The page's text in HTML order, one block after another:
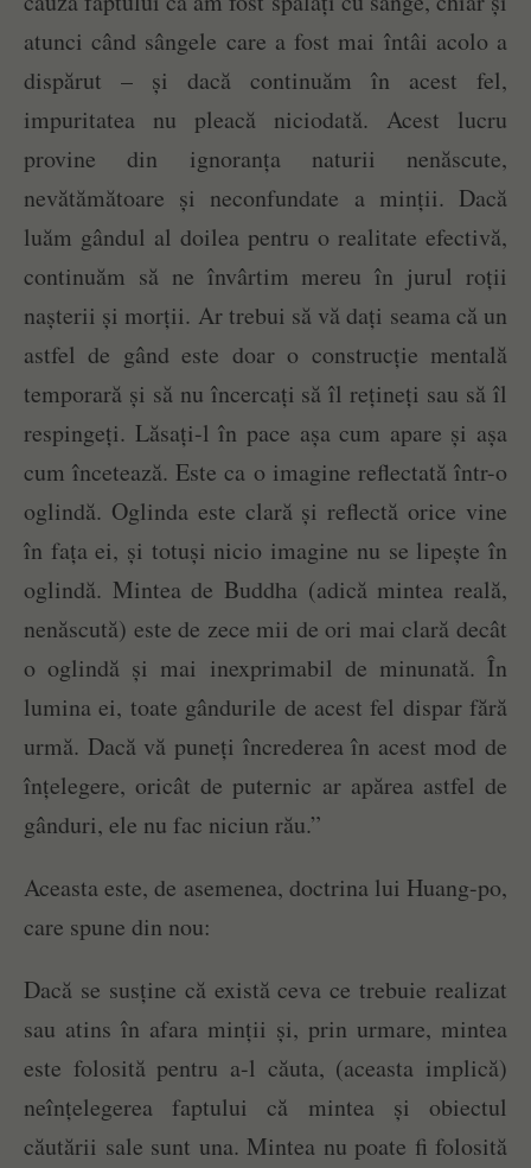
atunci când sângele care a fost mai întâi acolo a
dispărut – și dacă continuăm în acest fel,
impuritatea nu pleacă niciodată. Acest lucru
provine din ignoranța naturii nenăscute,
nevătămătoare și neconfundate a minții. Dacă
luăm gândul al doilea pentru o realitate efectivă,
continuăm să ne învârtim mereu în jurul roții
nașterii și morții. Ar trebui să vă dați seama că un
astfel de gând este doar o construcție mentală
temporară și să nu încercați să îl rețineți sau să îl
respingeți. Lăsați-l în pace așa cum apare și așa
cum încetează. Este ca o imagine reflectată într-o
oglindă. Oglinda este clară și reflectă orice vine
în fața ei, și totuși nicio imagine nu se lipește în
oglindă. Mintea de Buddha (adică mintea reală,
nenăscută) este de zece mii de ori mai clară decât
o oglindă și mai inexprimabil de minunată. În
lumina ei, toate gândurile de acest fel dispar fără
urmă. Dacă vă puneți încrederea în acest mod de
înțelegere, oricât de puternic ar apărea astfel de
gânduri, ele nu fac niciun rău.”
Aceasta este, de asemenea, doctrina lui Huang-po,
care spune din nou:
Dacă se susține că există ceva ce trebuie realizat
sau atins în afara minții și, prin urmare, mintea
este folosită pentru a-l căuta, (aceasta implică)
neînțelegerea faptului că mintea și obiectul
căutării sale sunt una. Mintea nu poate fi folosită